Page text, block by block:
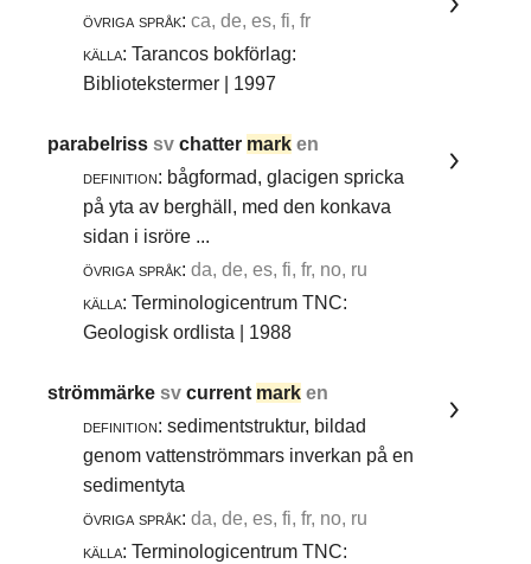
övriga språk: ca, de, es, fi, fr
källa: Tarancos bokförlag:
Bibliotekstermer | 1997
parabelrisssvchatter mark en
definition: bågformad, glacigen spricka
på yta av berghäll, med den konkava
sidan i isröre ...
övriga språk: da, de, es, fi, fr, no, ru
källa: Terminologicentrum TNC:
Geologisk ordlista | 1988
strömmärkesvcurrent mark en
definition: sedimentstruktur, bildad
genom vattenströmmars inverkan på en
sedimentyta
övriga språk: da, de, es, fi, fr, no, ru
källa: Terminologicentrum TNC: